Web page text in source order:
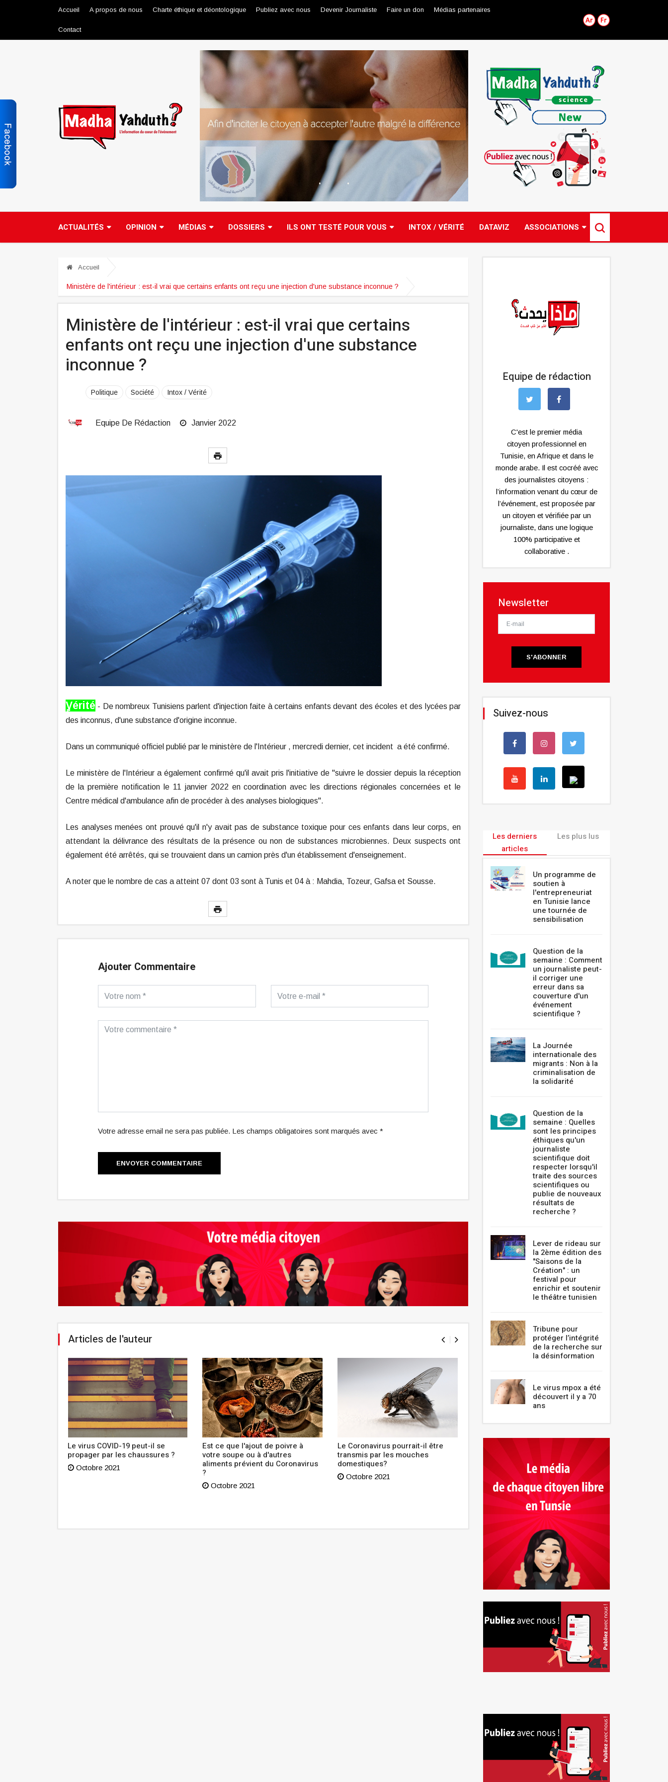
Accueil A propos de nous Charte éthique et déontologique Publiez avec nous Devenir Journaliste
Journaliste citoyen
Faire un don Médias partenaires
Contact
ACTUALITÉS OPINION MÉDIAS DOSSIERS ILS ONT TESTÉ POUR VOUS INTOX / VÉRITÉ DATAVIZ ASSOCIATIONS
Accueil
Ministère de l'intérieur : est-il vrai que certains enfants ont reçu une injection d'une substance inconnue ?
Ministère de l'intérieur : est-il vrai que certains
enfants ont reçu une injection d'une substance
inconnue ?
Politique Société Intox / Vérité
Equipe De Rédaction Janvier 2022
ٍVérité - De nombreux Tunisiens parlent d'injection faite à certains enfants devant des écoles et des lycées par
des inconnus, d'une substance d'origine inconnue.
Dans un communiqué officiel publié par le ministère de l'Intérieur , mercredi dernier, cet incident a été confirmé.
Le ministère de l'Intérieur a également confirmé qu'il avait pris l'initiative de "suivre le dossier depuis la réception
de la première notification le 11 janvier 2022 en coordination avec les directions régionales concernées et le
Centre médical d'ambulance afin de procéder à des analyses biologiques".
Les analyses menées ont prouvé qu'il n'y avait pas de substance toxique pour ces enfants dans leur corps, en
attendant la délivrance des résultats de la présence ou non de substances microbiennes. Deux suspects ont
également été arrêtés, qui se trouvaient dans un camion près d'un établissement d'enseignement.
A noter que le nombre de cas a atteint 07 dont 03 sont à Tunis et 04 à : Mahdia, Tozeur, Gafsa et Sousse.
Ajouter Commentaire
Votre adresse email ne sera pas publiée. Les champs obligatoires sont marqués avec *
ENVOYER COMMENTAIRE
Articles de l'auteur
Le virus COVID-19 peut-il se
propager par les chaussures ?
Octobre 2021
Est ce que l'ajout de poivre à
votre soupe ou à d'autres
aliments prévient du Coronavirus
?
Octobre 2021
Le Coronavirus pourrait-il être
transmis par les mouches
domestiques?
Octobre 2021
Les personnes âgées
embarquent de nouveaux aux
centres de vaccination
Novembre 2021
L’association «
artistique Hors-
Equipe de rédaction
C'est le premier média
citoyen professionnel en
Tunisie, en Afrique et dans le
monde arabe. Il est cocréé avec
des journalistes citoyens :
l’information venant du cœur de
l’événement, est proposée par
un citoyen et vérifiée par un
journaliste, dans une logique
100% participative et
collaborative .
Newsletter
S'ABONNER
Suivez-nous
Les derniers
articles
Les plus lus
Un programme de
soutien à
l'entrepreneuriat
en Tunisie lance
une tournée de
sensibilisation
Question de la
semaine : Comment
un journaliste peut-
il corriger une
erreur dans sa
couverture d'un
événement
scientifique ?
La Journée
internationale des
migrants : Non à la
criminalisation de
la solidarité
Question de la
semaine : Quelles
sont les principes
éthiques qu'un
journaliste
scientifique doit
respecter lorsqu'il
traite des sources
scientifiques ou
publie de nouveaux
résultats de
recherche ?
Lever de rideau sur
la 2ème édition des
"Saisons de la
Création" : un
festival pour
enrichir et soutenir
le théâtre tunisien
Tribune pour
protéger l’intégrité
de la recherche sur
la désinformation
Le virus mpox a été
découvert il y a 70
ans